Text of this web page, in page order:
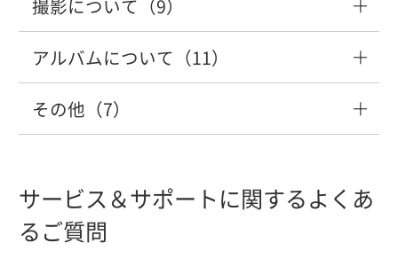
【明細】後から追加した部品を、【明
細】画面で任意の表示順序に変更する方
法はありますか？
「部品番号」や「部品価格」を削除する
方法はありますか？
「車種データコピーが正常に終了してお
りません」と表示される
「現在設定されているデータドライブに
見積を開く際に「古い形式の車種データ
請求日の確認方法について
有料サービスの支払い方法について
【有料サービス】解約方法について
保険外修理案件サービスの申込方法につ
いて
利用ブラウザの登録方法を知りたい。
「利用開始のご案内」メールが届いた場
合の初期登録手順を知りたい
組織構造（会社、店舗・拠点、アカウン
ト）の考え方を知りたい。
管理者アカウントを誰が持っているか知
りたい
方法
動画ファイル・その他ファイルを登録す
る方法
からない
「無料枠容量を超過しているため、ファ
イル登録に失敗しました」と表示される
「指定されたURLは無効です」と表示さ
案件情報や画像を印刷したい
案件に担当者を割り当てる方法（アサイ
コグニセブンからコグニフォトベースへ
連携すると接続がタイムアウトされてし
まう
連携すると「ワークスペースの容量が超
過しました。」が表示される
コグニセブンからコグニフォトベースへ
連携すると「ワークスペースの容量が超
過しました。」が表示される
ワークスペースとは？
「コグニフォトベースモバイル」の利用
をやめたい。
「コグニフォトベースモバイル」のイン
「コグニフォトベースモバイル」の利用
を開始したい。
ログインするユーザーを変更したい。
「予期せぬ通信エラーが発生しました」
が表示される
「ワークスペースの容量が不足している
ためワークスペース送信を中止しまし
い。
撮影について（9）
写真を撮影する方法を知りたい。
車検証に記載されているQRコードを読み
ナンバープレートの自動認識をオフにし
たい。
アルバムについて（11）
アルバムに保存済みの写真を撮り直した
い
写真が暗くなってしまったので色を調整
したい
その他（7）
ログアウト時間を変更したい
サービス＆サポートに関するよくあ
るご質問